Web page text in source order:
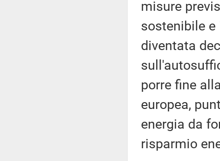
misure
sostenibile
diventata
porre fine
europea,
energia da
risparmio